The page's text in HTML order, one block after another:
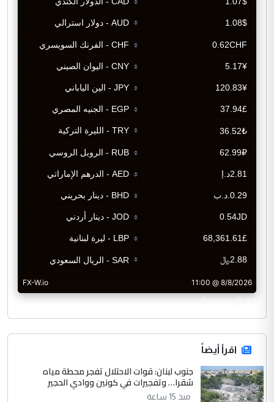
CurrencyRate
اقرأ أيضاً
جنوب لبنان: قوات الاحتلال تفجر محطة مياه
شقرا… وتفجيرات في كونين ووادي الحجير
منذ 15 ساعة